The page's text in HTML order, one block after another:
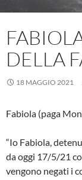
DELLA
18 MAGGIO 2021
Fabiola (paga
“Io Fabiola,
da oggi 17/5/21
vengono negati i